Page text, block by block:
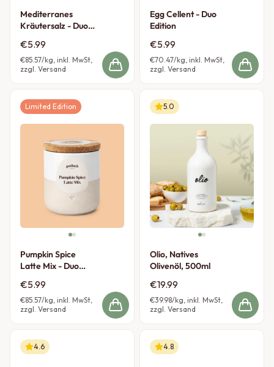
Mediterranes
Kräutersalz - Duo
€5.99
€85.57/kg, inkl. MwSt,
zzgl. Versand
Egg Cellent - Duo
Edition
€5.99
€70.47/kg, inkl. MwSt,
zzgl. Versand
Limited Edition
Pumpkin Spice
Latte Mix - Duo
€5.99
€85.57/kg, inkl. MwSt,
zzgl. Versand
5.0
Olio, Natives
Olivenöl, 500ml
€19.99
€39.98/kg, inkl. MwSt,
zzgl. Versand
4.6 4.8